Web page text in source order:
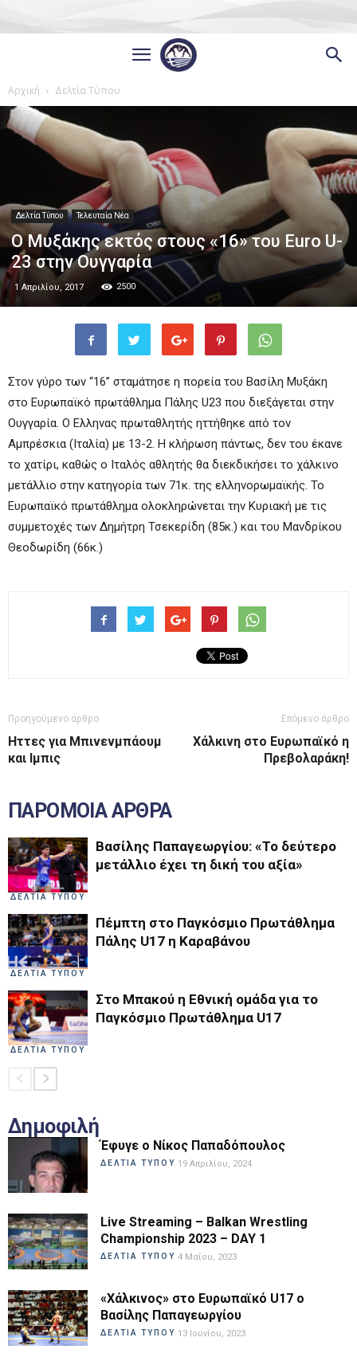
Αρχική Δελτία Τύπου
Δελτία Τύπου Τελευταία Νέα
Ο Μυξάκης εκτός στους «16» του Euro U-
23 στην Ουγγαρία
1 Απριλίου, 2017 2500
Στον γύρο των “16” σταμάτησε η πορεία του Βασίλη Μυξάκη
στο Ευρωπαϊκό πρωτάθλημα Πάλης U23 που διεξάγεται στην
Ουγγαρία. Ο Ελληνας πρωταθλητής ηττήθηκε από τον
Αμπρέσκια (Ιταλία) με 13-2. Η κλήρωση πάντως, δεν του έκανε
το χατίρι, καθώς ο Ιταλός αθλητής θα διεκδικήσει το χάλκινο
μετάλλιο στην κατηγορία των 71κ. της ελληνορωμαϊκής. Το
Ευρωπαϊκό πρωτάθλημα ολοκληρώνεται την Κυριακή με τις
συμμετοχές των Δημήτρη Τσεκερίδη (85κ.) και του Μανδρίκου
Θεοδωρίδη (66κ.)
Προηγούμενο άρθρο
Ηττες για Μπινενμπάουμ
και Ιμπις
Επόμενο άρθρο
Χάλκινη στο Ευρωπαϊκό η
Πρεβολαράκη!
ΠΑΡΟΜΟΙΑ ΑΡΘΡΑ
ΔΕΛΤΙΑ ΤΥΠΟΥ
Βασίλης Παπαγεωργίου: «Το δεύτερο
μετάλλιο έχει τη δική του αξία»
ΔΕΛΤΙΑ ΤΥΠΟΥ
Πέμπτη στο Παγκόσμιο Πρωτάθλημα
Πάλης U17 η Καραβάνου
ΔΕΛΤΙΑ ΤΥΠΟΥ
Στο Μπακού η Εθνική ομάδα για το
Παγκόσμιο Πρωτάθλημα U17
Δημοφιλή
Έφυγε ο Νίκος Παπαδόπουλος
ΔΕΛΤΙΑ ΤΥΠΟΥ 19 Απριλίου, 2024
Live Streaming – Balkan Wrestling
Championship 2023 – DAY 1
ΔΕΛΤΙΑ ΤΥΠΟΥ 4 Μαΐου, 2023
«Χάλκινος» στο Ευρωπαϊκό U17 ο
Βασίλης Παπαγεωργίου
ΔΕΛΤΙΑ ΤΥΠΟΥ 13 Ιουνίου, 2023